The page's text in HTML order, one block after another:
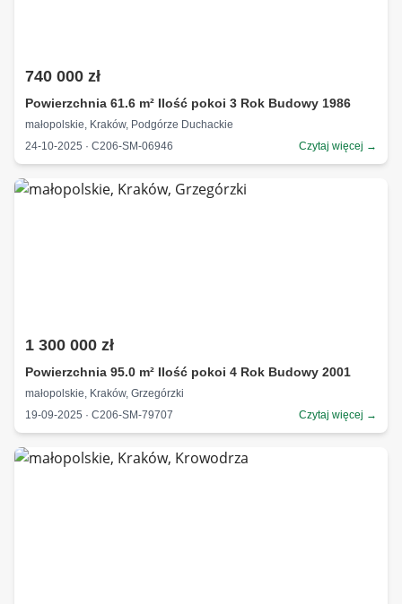
740 000 zł
Powierzchnia 61.6 m² Ilość pokoi 3 Rok Budowy 1986
małopolskie, Kraków, Podgórze Duchackie
24-10-2025 · C206-SM-06946
Czytaj więcej →
1 300 000 zł
Powierzchnia 95.0 m² Ilość pokoi 4 Rok Budowy 2001
małopolskie, Kraków, Grzegórzki
19-09-2025 · C206-SM-79707
Czytaj więcej →